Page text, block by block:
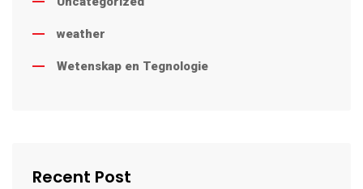
weather
Wetenskap en Tegnologie
Recent Post